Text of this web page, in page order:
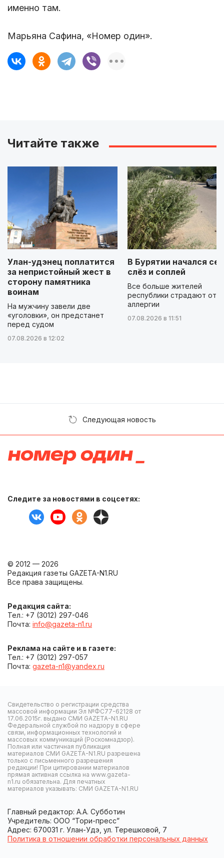
именно там.
Марьяна Сафина, «Номер один».
Читайте также
Улан-удэнец поплатится
за непристойный жест в
сторону памятника
воинам
На мужчину завели две
«уголовки», он предстанет
перед судом
07.08.2026 в 12:02
В Бурятии начался
слёз и соплей
Все больше жителей
республики страдают от
аллергии
07.08.2026 в 11:51
Следующая новость
Следите за новостями в соцсетях:
© 2012 — 2026
Редакция газеты GAZETA-N1.RU
Все права защищены.
Редакция сайта:
Тел.: +7 (3012) 297-046
Почта: info@gazeta-n1.ru
Реклама на сайте и в газете:
Тел.: +7 (3012) 297-057
Почта: gazeta-n1@yandex.ru
Свидетельство о регистрации средства
массовой информации Эл №ФС77-62128 от
17.06.2015г. выдано СМИ GAZETA-N1.RU
Федеральной службой по надзору в сфере
связи, информационных технологий и
массовых коммуникаций (Роскомнадзор).
Полная или частичная публикация
материалов СМИ GAZETA-N1.RU разрешена
только с письменного разрешения
редакции! При цитировании материалов
прямая активная ссылка на www.gazeta-
n1.ru обязательна. Для печатных
материалов указывать: СМИ GAZETA-N1.RU
Главный редактор: А.А. Субботин
Учредитель: ООО “Тори-пресс”
Адрес: 670031 г. Улан-Удэ, ул. Терешковой, 7
Политика в отношении обработки персональных данных